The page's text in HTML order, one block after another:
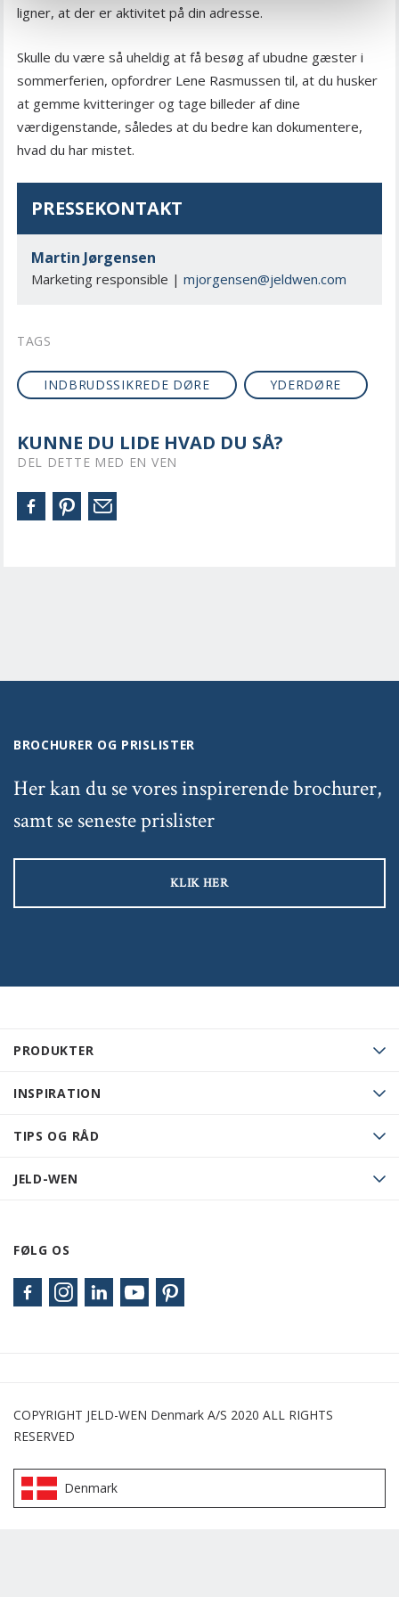
ligner, at der er aktivitet på din adresse.
Skulle du være så uheldig at få besøg af ubudne gæster i
sommerferien, opfordrer Lene Rasmussen til, at du husker
at gemme kvitteringer og tage billeder af dine
værdigenstande, således at du bedre kan dokumentere,
hvad du har mistet.
PRESSEKONTAKT
Martin Jørgensen
Marketing responsible | mjorgensen@jeldwen.com
TAGS
INDBRUDSSIKREDE DØRE YDERDØRE
KUNNE DU LIDE HVAD DU SÅ?
DEL DETTE MED EN VEN
PRODUKTER
INSPIRATION
TIPS OG RÅD
JELD-WEN
FØLG OS
BROCHURER OG PRISLISTER
Her kan du se vores inspirerende brochurer,
samt se seneste prislister
KLIK HER
COPYRIGHT JELD-WEN Denmark A/S 2020 ALL RIGHTS
RESERVED
Denmark